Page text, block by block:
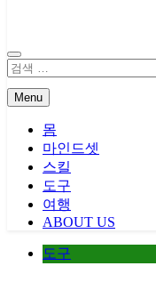
검
Menu
몸
마인드셋
스킬
도구
여행
ABOUT US
도구